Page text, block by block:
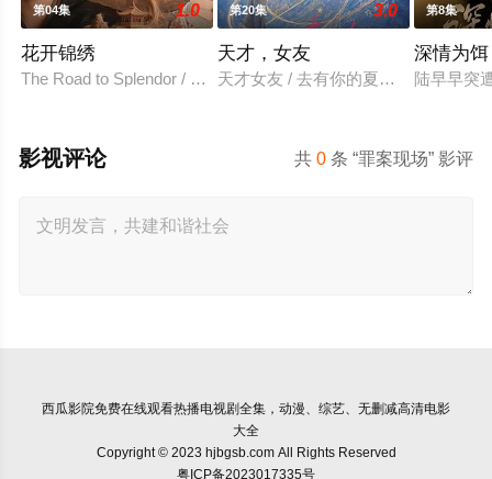
第04集 1.0
花开锦绣
The Road to Splendor / Escape to Your Heart
第20集 3.0
天才，女友
天才女友 / 去有你的夏天 / 当你耀眼时
第8集
深情为饵
陆早早突
共0 条 “罪案现场” 影评
影视评论
西瓜影院免费在线观看热播电视剧全集，动漫、综艺、无删减高清电影
大全
Copyright © 2023 hjbgsb.com All Rights Reserved
粤ICP备2023017335号